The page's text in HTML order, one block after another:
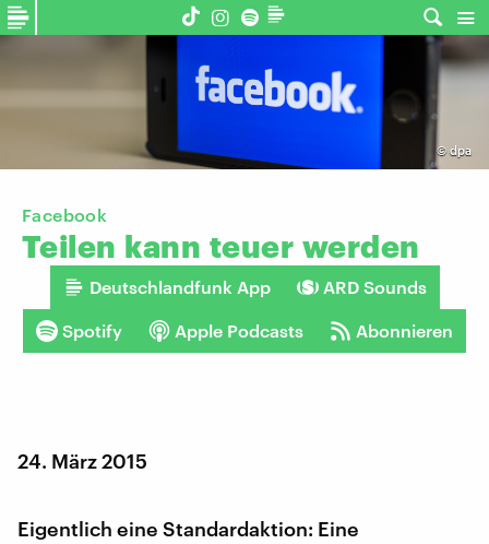
© dpa
Facebook
Teilen kann teuer werden
Deutschlandfunk App ARD Sounds
Spotify Apple Podcasts Abonnieren
24. März 2015
Eigentlich eine Standardaktion: Eine